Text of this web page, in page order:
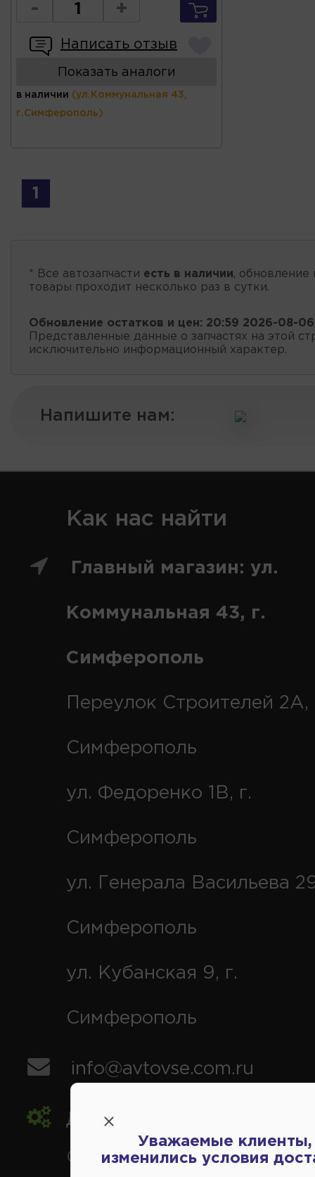
- +
Написать отзыв
Показать аналоги
в наличии (ул.Коммунальная 43,
г.Симферополь)
1
* Все автозапчасти есть в наличии, обновление
товары проходит несколько раз в сутки.
Обновление остатков и цен: 20:59 2026-08-06
Представленные данные о запчастях на этой
исключительно информационный характер.
Напишите нам:
Как нас найти
Главный магазин: ул.
Коммунальная 43, г.
Симферополь
Переулок Строителей 2А,
Симферополь
ул. Федоренко 1В, г.
Симферополь
ул. Генерала Васильева
Симферополь
ул. Кубанская 9, г.
Симферополь
info@avtovse.com.ru
Доставка автозапчастей
Симферополь и районы,
Уважаемые клиенты,
изменились условия